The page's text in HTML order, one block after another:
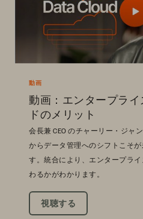
動画
動画：エンタープラ
ドのメリット
会長兼 CEO のチャーリー・ジャ
からデータ管理へのシフトこそ
す。統合により、エンタープラ
わるかがわかります。
視聴する